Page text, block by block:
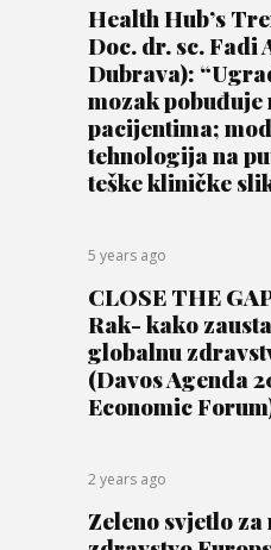
Health Hub’s
Doc. dr. sc. Fadi
Dubrava):
mozak pobuđuje
pacijentima;
tehnologija na
teške kliničke
5 years ago
CLOSE THE
Rak- kako
globalnu
(Davos Agenda
Economic
2 years ago
Zeleno svjetlo